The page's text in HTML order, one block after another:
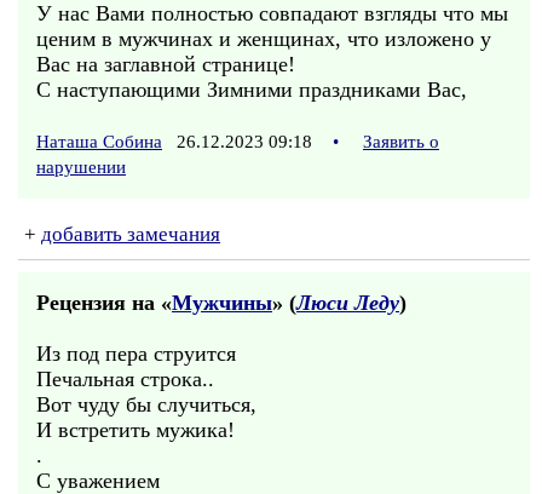
У нас Вами полностью совпадают взгляды что мы
ценим в мужчинах и женщинах, что изложено у
Вас на заглавной странице!
С наступающими Зимними праздниками Вас,
Наташа Собина 26.12.2023 09:18 •
Заявить о
нарушении
+ добавить замечания
Рецензия на «Мужчины» (Люси Леду)
Из под пера струится
Печальная строка..
Вот чуду бы случиться,
И встретить мужика!
.
С уважением